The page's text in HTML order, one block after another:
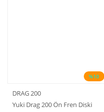
%10
DRAG 200
Yuki Drag 200 Ön Fren Diski